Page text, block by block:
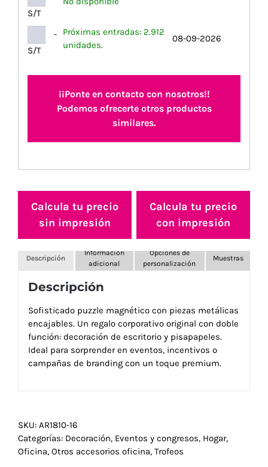
S/T
-
S/T
Próximas entradas: 2.912
unidades.
08-09-2026
¡¡Ponte en contacto con nosotros!!
Podemos ofrecerte otros productos
similares.
Calcula tu precio
sin impresión
Calcula tu precio
con impresión
Descripción
Información
adicional
Opciones de
personalización
Muestras
Descripción
Sofisticado puzzle magnético con piezas metálicas
encajables. Un regalo corporativo original con doble
función: decoración de escritorio y pisapapeles.
Ideal para sorprender en eventos, incentivos o
campañas de branding con un toque premium.
SKU: AR1810-16
Categorías: Decoración, Eventos y congresos, Hogar,
Oficina, Otros accesorios oficina, Trofeos